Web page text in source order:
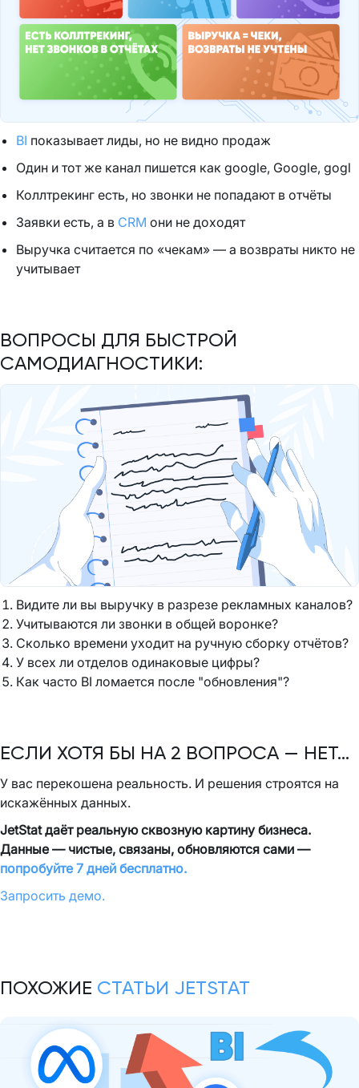
BI показывает лиды, но не видно продаж
Один и тот же канал пишется как google, Google, gogl
Коллтрекинг есть, но звонки не попадают в отчёты
Заявки есть, а в CRM они не доходят
Выручка считается по «чекам» — а возвраты никто не
учитывает
ВОПРОСЫ ДЛЯ БЫСТРОЙ
САМОДИАГНОСТИКИ:
Видите ли вы выручку в разрезе рекламных каналов?
Учитываются ли звонки в общей воронке?
Сколько времени уходит на ручную сборку отчётов?
У всех ли отделов одинаковые цифры?
Как часто BI ломается после "обновления"?
ЕСЛИ ХОТЯ БЫ НА 2 ВОПРОСА — НЕТ…
У вас перекошена реальность. И решения строятся на
искажённых данных.
JetStat даёт реальную сквозную картину бизнеса.
Данные — чистые, связаны, обновляются сами —
попробуйте 7 дней бесплатно.
Запросить демо.
ПОХОЖИЕ СТАТЬИ JETSTAT